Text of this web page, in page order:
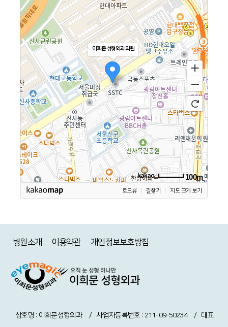
이희문성형외과의원
100m
로드뷰 길찾기 지도 크게 보기
병원소개 이용약관 개인정보보호방침
상호명 : 이희문성형외과 / 사업자등록번호 : 211-09-50234 / 대표